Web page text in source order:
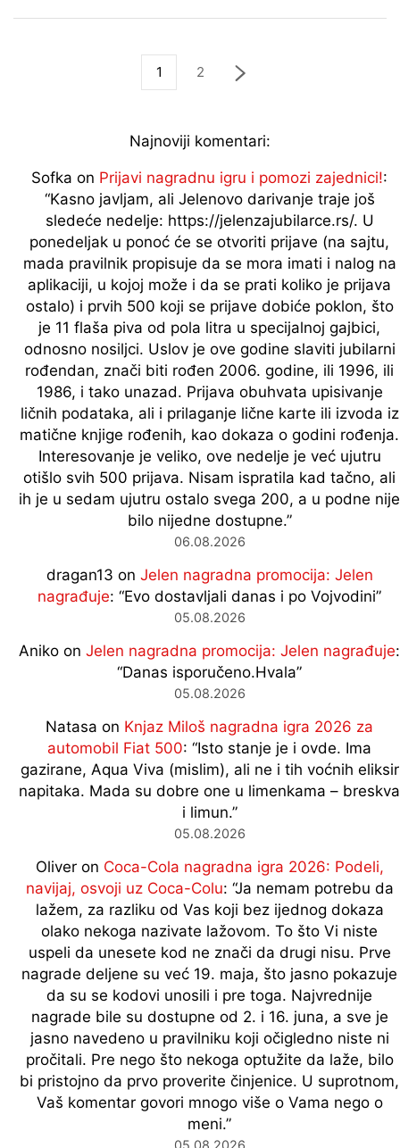
1 2
Najnoviji komentari:
Sofka on Prijavi nagradnu igru i pomozi zajednici!:
“Kasno javljam, ali Jelenovo darivanje traje još
sledeće nedelje: https://jelenzajubilarce.rs/. U
ponedeljak u ponoć će se otvoriti prijave (na sajtu,
mada pravilnik propisuje da se mora imati i nalog na
aplikaciji, u kojoj može i da se prati koliko je prijava
ostalo) i prvih 500 koji se prijave dobiće poklon, što
je 11 flaša piva od pola litra u specijalnoj gajbici,
odnosno nosiljci. Uslov je ove godine slaviti jubilarni
rođendan, znači biti rođen 2006. godine, ili 1996, ili
1986, i tako unazad. Prijava obuhvata upisivanje
ličnih podataka, ali i prilaganje lične karte ili izvoda iz
matične knjige rođenih, kao dokaza o godini rođenja.
Interesovanje je veliko, ove nedelje je već ujutru
otišlo svih 500 prijava. Nisam ispratila kad tačno, ali
ih je u sedam ujutru ostalo svega 200, a u podne nije
bilo nijedne dostupne.”
06.08.2026
dragan13 on Jelen nagradna promocija: Jelen
nagrađuje: “Evo dostavljali danas i po Vojvodini”
05.08.2026
Aniko on Jelen nagradna promocija: Jelen nagrađuje:
“Danas isporučeno.Hvala”
05.08.2026
Natasa on Knjaz Miloš nagradna igra 2026 za
automobil Fiat 500: “Isto stanje je i ovde. Ima
gazirane, Aqua Viva (mislim), ali ne i tih voćnih eliksir
napitaka. Mada su dobre one u limenkama – breskva
i limun.”
05.08.2026
Oliveron Coca-Cola nagradna igra 2026: Podeli,
navijaj, osvoji uz Coca-Colu: “Ja nemam potrebu da
lažem, za razliku od Vas koji bez ijednog dokaza
olako nekoga nazivate lažovom. To što Vi niste
uspeli da unesete kod ne znači da drugi nisu. Prve
nagrade deljene su već 19. maja, što jasno pokazuje
da su se kodovi unosili i pre toga. Najvrednije
nagrade bile su dostupne od 2. i 16. juna, a sve je
jasno navedeno u pravilniku koji očigledno niste ni
pročitali. Pre nego što nekoga optužite da laže, bilo
bi pristojno da prvo proverite činjenice. U suprotnom,
Vaš komentar govori mnogo više o Vama nego o
meni.”
05.08.2026